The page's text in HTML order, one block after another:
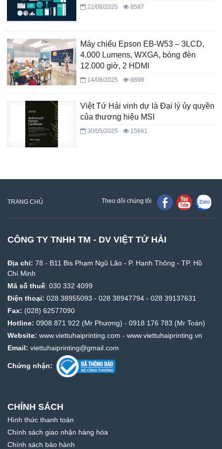
22/08/2025 8587
Máy chiếu Epson EB-W53 – 3LCD,
4.000 Lumens, WXGA, bóng đèn
12.000 giờ, 2 HDMI
14/08/2025 8898
Việt Tứ Hải vinh dự là Đại lý ủy quyền
của thương hiệu MSI
30/05/2025 15661
TRANG CHỦ Theo dõi chúng tôi
CÔNG TY TNHH TM - DV VIỆT TỨ HẢI
Địa chỉ: 78 - B11 Bis Phạm Ngũ Lão - P. Hạnh Thông - TP. Hồ
Chí Minh
Mã số thuế: 030 332 4099
Điện thoại: 028 38955093 - 028 38947794 - 028 39137631
Fax: (028) 62577090
Hotline: 0908 871 922 (Mr Phương) - 0918 176 783 (Mr Toán)
Website: www.viettuhaiprinting.com - www.viettuhaiprinting.vn
Email: viettuhaiprinting@gmail.com
Chứng nhận:
CHÍNH SÁCH
Hình thức thanh toán
Chính sách giao nhận hàng hóa
Chính sách bảo hành